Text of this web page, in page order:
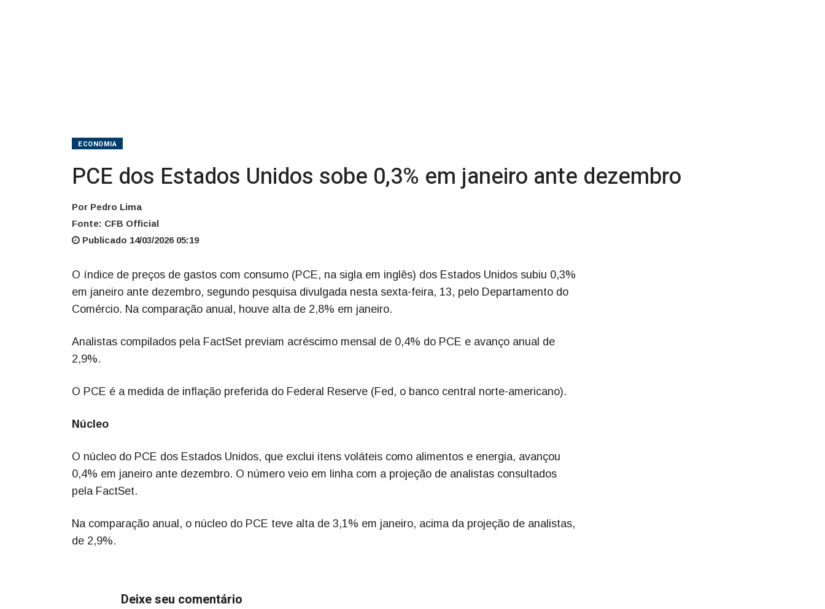
ECONOMIA
PCE dos Estados Unidos sobe 0,3% em janeiro ante dezembro
Por Pedro Lima
Fonte: CFB Official
Publicado 14/03/2026 05:19
O índice de preços de gastos com consumo (PCE, na sigla em inglês) dos Estados Unidos subiu 0,3%
em janeiro ante dezembro, segundo pesquisa divulgada nesta sexta-feira, 13, pelo Departamento do
Comércio. Na comparação anual, houve alta de 2,8% em janeiro.
Analistas compilados pela FactSet previam acréscimo mensal de 0,4% do PCE e avanço anual de
2,9%.
O PCE é a medida de inflação preferida do Federal Reserve (Fed, o banco central norte-americano).
Núcleo
O núcleo do PCE dos Estados Unidos, que exclui itens voláteis como alimentos e energia, avançou
0,4% em janeiro ante dezembro. O número veio em linha com a projeção de analistas consultados
pela FactSet.
Na comparação anual, o núcleo do PCE teve alta de 3,1% em janeiro, acima da projeção de analistas,
de 2,9%.
Deixe seu comentário